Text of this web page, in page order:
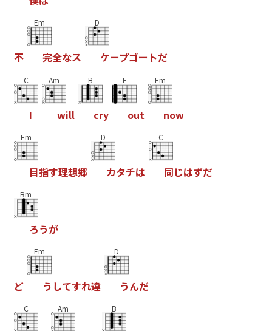
不
Em
完全なス
D
ケープゴー トだ
C
I
Am
will
B
cry
F
out
Em
now
Em
目指す理想郷
D
カタチは
C
同じはずだ
Bm
ろうが
ど
Em
う してすれ違
D
うんだ
C Am B